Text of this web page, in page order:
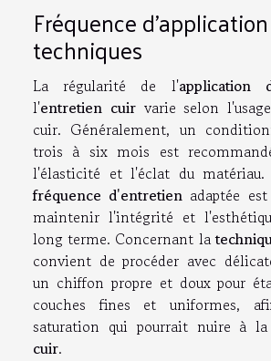
Fréquence
techniques
La régularité de l'application
l'entretien cuirvarie selon
cuir. Généralement, un
trois à six mois est
l'élasticité et l'éclat du matériau.
fréquence d'entretien adaptée
maintenir l'intégrité et
long terme. Concernant la
convient de procéder avec
un chiffon propre et doux pour
couches fines et uniformes,
saturation qui pourrait nuire à
cuir.